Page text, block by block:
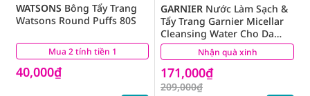
Mua 2 tính tiền 1
WATSONS Bông Tẩy Trang
Watsons Round Puffs 80S
40,000₫
(8) Nhận quà xinh
GARNIER Nước Làm Sạch &
Tẩy Trang Garnier Micellar
Cleansing Water Cho Da
Nhạy Cảm 400ml
171,000₫
209,000₫
(8)